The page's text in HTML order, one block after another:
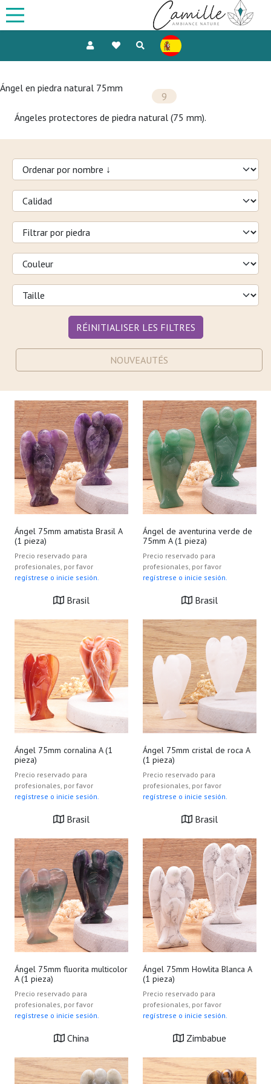
Ángel en piedra natural 75mm
9
Ángeles protectores de piedra natural (75 mm).
RÉINITIALISER LES FILTRES
NOUVEAUTÉS
Ángel 75mm amatista Brasil A
(1 pieza)
Precio reservado para
profesionales, por favor
regístrese o inicie sesión.
Brasil
Ángel de aventurina verde de
75mm A (1 pieza)
Precio reservado para
profesionales, por favor
regístrese o inicie sesión.
Brasil
Ángel 75mm cornalina A (1
pieza)
Precio reservado para
profesionales, por favor
regístrese o inicie sesión.
Brasil
Ángel 75mm cristal de roca A
(1 pieza)
Precio reservado para
profesionales, por favor
regístrese o inicie sesión.
Brasil
Ángel 75mm fluorita multicolor
A (1 pieza)
Precio reservado para
profesionales, por favor
regístrese o inicie sesión.
China
Ángel 75mm Howlita Blanca A
(1 pieza)
Precio reservado para
profesionales, por favor
regístrese o inicie sesión.
Zimbabue